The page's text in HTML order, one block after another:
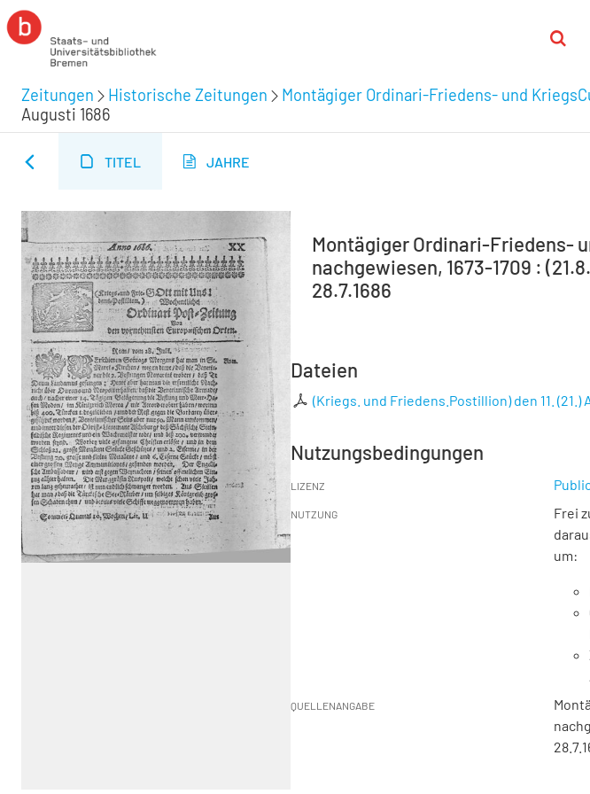
Zeitungen Historische Zeitungen Montägiger Ordinari-Friedens- und
Augusti 1686
TITEL JAHRE
Montägiger Ordinari-Friedens-
nachgewiesen, 1673-1709 :
28.7.1686
Dateien
(Kriegs. und Friedens.Postillion) den 11. (21.)
Nutzungsbedingungen
LIZENZ
NUTZUNG
Frei
um:
QUELLENANGABE